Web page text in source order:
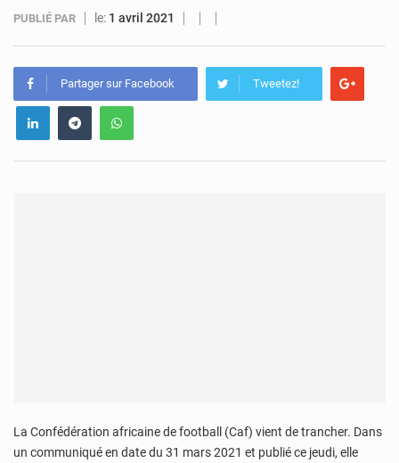
PUBLIÉ PAR le: 1 avril 2021
Partager sur Facebook Tweetez!
La Confédération africaine de football (Caf) vient de trancher. Dans
un communiqué en date du 31 mars 2021 et publié ce jeudi, elle